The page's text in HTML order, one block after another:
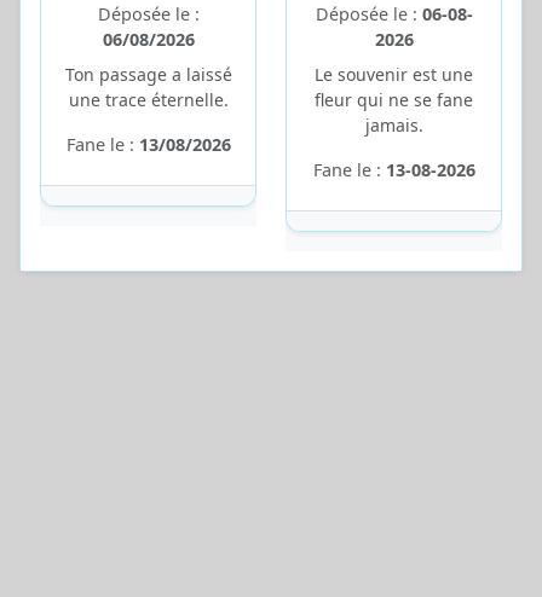
Déposée le :
06/08/2026
Ton passage a laissé
une trace éternelle.
Fane le : 13/08/2026
Déposée le : 06-08-
2026
Le souvenir est une
fleur qui ne se fane
jamais.
Fane le : 13-08-2026